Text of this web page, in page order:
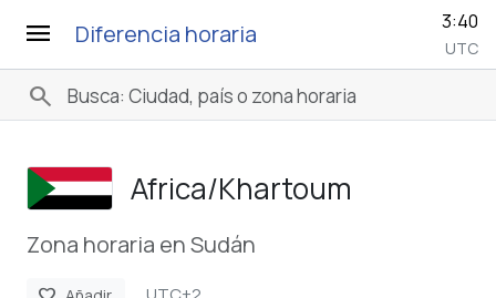
menu Diferencia horaria 3:40
UTC
search
Africa/­Khartoum
Zona horaria en Sudán